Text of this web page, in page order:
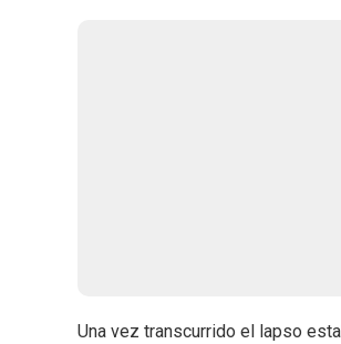
Una vez transcurrido el lapso